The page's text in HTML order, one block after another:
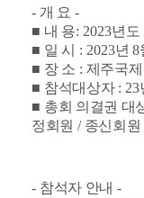
- 개 요 -
■ 내 용: 2023년도
■ 일 시 : 2023년8
■ 장 소 : 제주국
■ 참석대상자 : 23
■ 총회 의결권 대
정회원 / 종신회원
- 참석자 안내 -